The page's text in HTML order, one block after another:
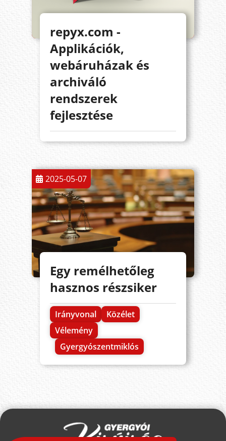
repyx.com -
Applikációk,
webáruházak és
archiváló
rendszerek
fejlesztése
2025-05-07
Egy remélhetőleg
hasznos részsiker
Irányvonal
Közélet
Vélemény
Gyergyószentmiklós